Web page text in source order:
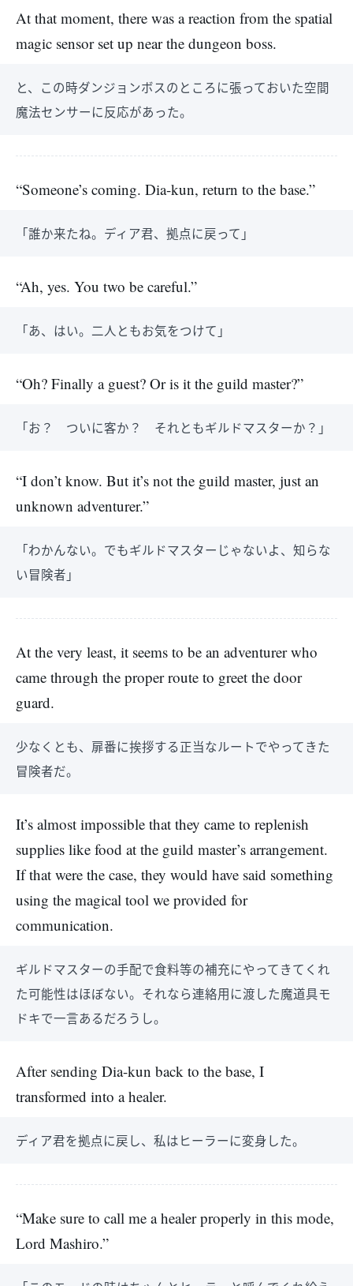
At that moment, there was a reaction from the spatial
magic sensor set up near the dungeon boss.
と、この時ダンジョンボスのところに張っておいた空間
魔法センサーに反応があった。
“Someone’s coming. Dia-kun, return to the base.”
「誰か来たね。ディア君、拠点に戻って」
“Ah, yes. You two be careful.”
「あ、はい。二人ともお気をつけて」
“Oh? Finally a guest? Or is it the guild master?”
「お？ ついに客か？ それともギルドマスターか？」
“I don’t know. But it’s not the guild master, just an
unknown adventurer.”
「わかんない。でもギルドマスターじゃないよ、知らな
い冒険者」
At the very least, it seems to be an adventurer who
came through the proper route to greet the door
guard.
少なくとも、扉番に挨拶する正当なルートでやってきた
冒険者だ。
It’s almost impossible that they came to replenish
supplies like food at the guild master’s arrangement.
If that were the case, they would have said something
using the magical tool we provided for
communication.
ギルドマスターの手配で食料等の補充にやってきてくれ
た可能性はほぼない。それなら連絡用に渡した魔道具モ
ドキで一言あるだろうし。
After sending Dia-kun back to the base, I
transformed into a healer.
ディア君を拠点に戻し、私はヒーラーに変身した。
“Make sure to call me a healer properly in this mode,
Lord Mashiro.”